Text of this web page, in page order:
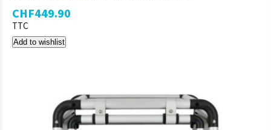
CHF449.90
TTC
Add to wishlist